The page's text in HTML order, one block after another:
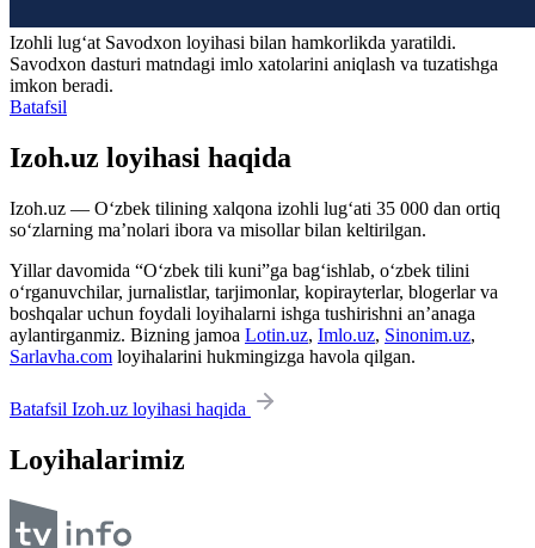
Izohli lugʻat Savodxon loyihasi bilan hamkorlikda yaratildi.
Savodxon dasturi matndagi imlo xatolarini aniqlash va tuzatishga
imkon beradi.
Batafsil
Izoh.uz loyihasi haqida
Izoh.uz — O‘zbek tilining xalqona izohli lug‘ati 35 000 dan ortiq
so‘zlarning ma’nolari ibora va misollar bilan keltirilgan.
Yillar davomida “O‘zbek tili kuni”ga bag‘ishlab, o‘zbek tilini
o‘rganuvchilar, jurnalistlar, tarjimonlar, kopirayterlar, blogerlar va
boshqalar uchun foydali loyihalarni ishga tushirishni an’anaga
aylantirganmiz. Bizning jamoa Lotin.uz, Imlo.uz, Sinonim.uz,
Sarlavha.com loyihalarini hukmingizga havola qilgan.
Batafsil Izoh.uz loyihasi haqida
Loyihalarimiz